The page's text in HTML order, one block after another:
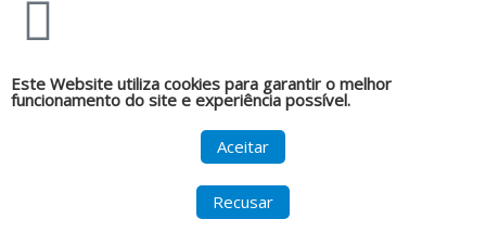
Este Website utiliza cookies para garantir o melhor
funcionamento do site e experiência possível.
Aceitar
Recusar